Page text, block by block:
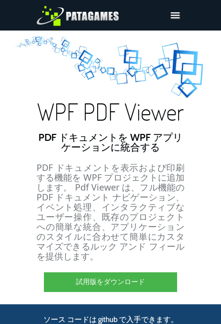
Pdfium.Net SDK
サポート
ダウンロードー
WPF PDF Viewer
PDF ドキュメントを WPF アプリ
ケーションに統合する
PDF ドキュメントを表示および印刷
する機能を WPF プロジェクトに追加
します。 Pdf Viewer は、フル機能の
PDF ドキュメント ナビゲーション、
イベント処理、インタラクティブな
ユーザー操作、既存のプロジェクト
への簡単な統合、アプリケーション
のスタイルに合わせて簡単にカスタ
マイズできるルック アンド フィール
を提供します。
試用版をダウンロード
ソース コードは github で入手できます。